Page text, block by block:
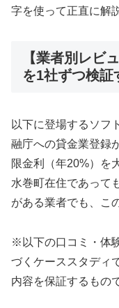
字を使って正直に解
【業者別レビ
を1社ずつ検証
以下に登場するソフ
融庁への貸金業登録
限金利（年20%）を
水巻町在住であって
がある業者でも、こ
※以下の口コミ・体
づくケーススタディ
内容を保証するもの